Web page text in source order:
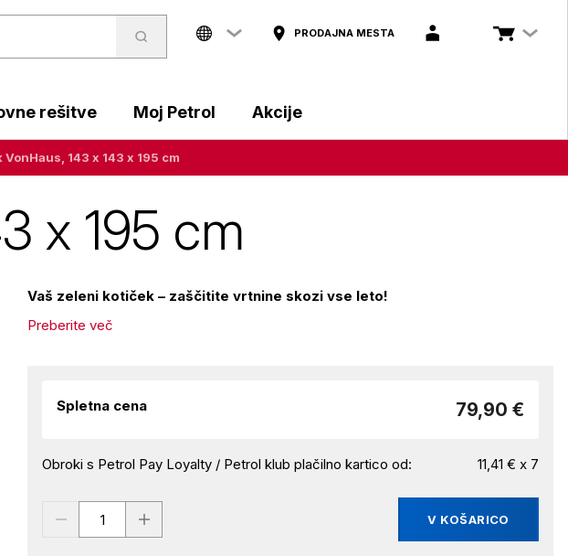
PRODAJNA MESTA
rešitve Moj Petrol Akcije
143 x 143 x 195 cm
x 195 cm
Vaš zeleni kotiček – zaščitite vrtnine skozi vse leto!
Preberite več
Spletna cena 79,90 €
Obroki s Petrol Pay Loyalty / Petrol klub plačilno kartico od: 11,41 € x 7
V KOŠARICO